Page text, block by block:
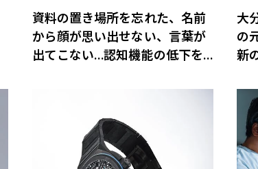
資料の置き場所を忘れた、名前
から顔が思い出せない、言葉が
出てこない…認知機能の低下を
大
の
新